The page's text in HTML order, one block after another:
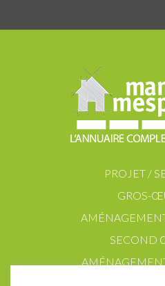
PROJET /
GROS-
SECOND